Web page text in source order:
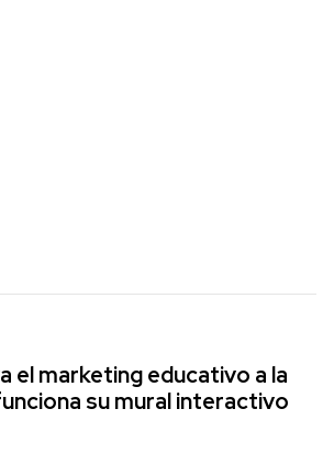
el marketing educativo a la
su mural interactivo